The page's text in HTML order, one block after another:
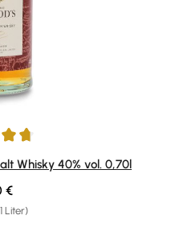
4.69 von 5 Sternen
Whisky 40% vol. 0,70l
Liter)
Preis:
€